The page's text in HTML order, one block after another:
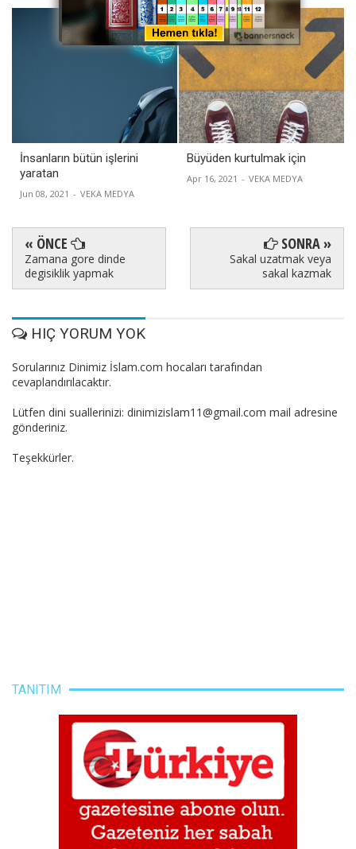
İnsanların bütün işlerini
yaratan
Jun 08, 2021 - VEKA MEDYA
Büyüden kurtulmak için
Apr 16, 2021 - VEKA MEDYA
« ÖNCE
Zamana gore dinde
degisiklik yapmak
SONRA »
Sakal uzatmak veya
sakal kazmak
HIÇ YORUM YOK
Sorularınız Dinimiz İslam.com hocaları tarafından
cevaplandırılacaktır.
Lütfen dini suallerinizi: dinimizislam11@gmail.com mail adresine
gönderiniz.
Teşekkürler.
TANITIM